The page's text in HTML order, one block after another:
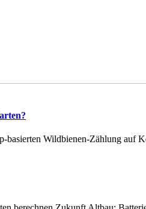
basierten Wildbienen-Zählung auf